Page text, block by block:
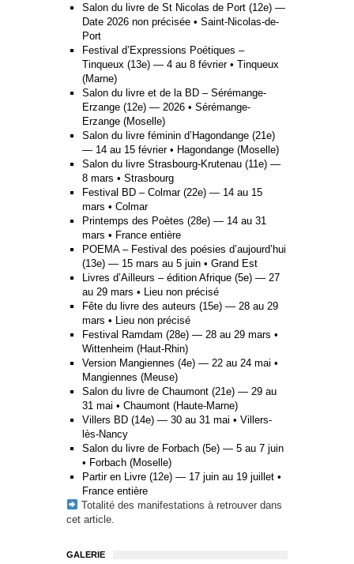
Salon du livre de St Nicolas de Port (12e) —
Date 2026 non précisée • Saint-Nicolas-de-
Port
Festival d’Expressions Poétiques –
Tinqueux (13e) — 4 au 8 février • Tinqueux
(Marne)
Salon du livre et de la BD – Sérémange-
Erzange (12e) — 2026 • Sérémange-
Erzange (Moselle)
Salon du livre féminin d’Hagondange (21e)
— 14 au 15 février • Hagondange (Moselle)
Salon du livre Strasbourg-Krutenau (11e) —
8 mars • Strasbourg
Festival BD – Colmar (22e) — 14 au 15
mars • Colmar
Printemps des Poètes (28e) — 14 au 31
mars • France entière
POEMA – Festival des poésies d’aujourd’hui
(13e) — 15 mars au 5 juin • Grand Est
Livres d’Ailleurs – édition Afrique (5e) — 27
au 29 mars • Lieu non précisé
Fête du livre des auteurs (15e) — 28 au 29
mars • Lieu non précisé
Festival Ramdam (28e) — 28 au 29 mars •
Wittenheim (Haut-Rhin)
Version Mangiennes (4e) — 22 au 24 mai •
Mangiennes (Meuse)
Salon du livre de Chaumont (21e) — 29 au
31 mai • Chaumont (Haute-Marne)
Villers BD (14e) — 30 au 31 mai • Villers-
lès-Nancy
Salon du livre de Forbach (5e) — 5 au 7 juin
• Forbach (Moselle)
Partir en Livre (12e) — 17 juin au 19 juillet •
France entière
Totalité des manifestations à retrouver dans
cet article
GALERIE